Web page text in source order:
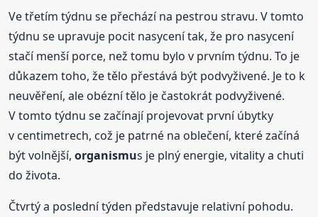
Ve třetím týdnu se přechází na pestrou stravu. V tomto
týdnu se upravuje pocit nasycení tak, že pro nasycení
stačí menší porce, než tomu bylo v prvním týdnu. To je
důkazem toho, že tělo přestává být podvyživené. Je to k
neuvěření, ale obézní tělo je častokrát podvyživené.
V tomto týdnu se začínají projevovat první úbytky
v centimetrech, což je patrné na oblečení, které začíná
být volnější,organismus je plný energie, vitality a chuti
do života.
Čtvrtý a poslední týden představuje relativní pohodu.